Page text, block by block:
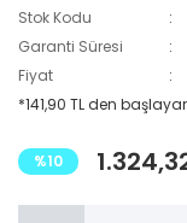
Stok Kodu
Garanti Süresi
Fiyat
*141,90 TL den
%10